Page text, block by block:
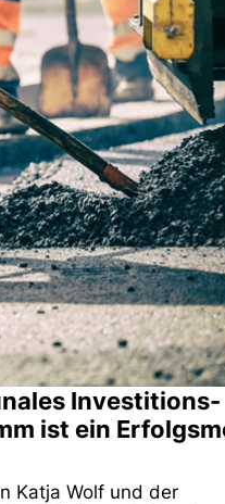
Investitions-
ist ein
Katja Wolf und der